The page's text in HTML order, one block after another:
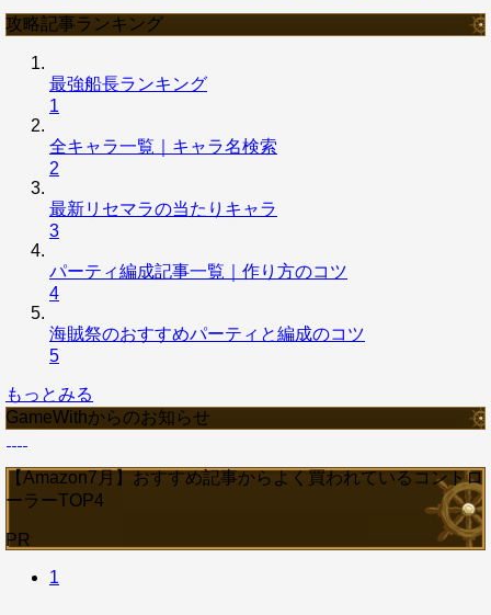
攻略記事ランキング
最強船長ランキング
1
全キャラ一覧｜キャラ名検索
2
最新リセマラの当たりキャラ
3
パーティ編成記事一覧｜作り方のコツ
4
海賊祭のおすすめパーティと編成のコツ
5
もっとみる
GameWithからのお知らせ
【Amazon7月】おすすめ記事からよく買われているコントロ
ーラーTOP4
PR
1